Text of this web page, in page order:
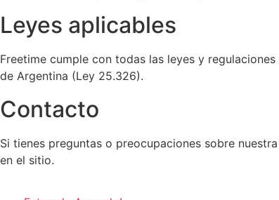
Leyes aplicables
Freetime cumple con todas las leyes y
de Argentina (Ley 25.326).
Contacto
Si tienes preguntas o preocupaciones sobre
en el sitio.